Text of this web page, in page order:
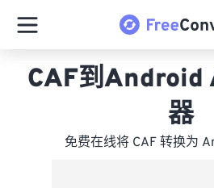
CAF到Android
器
免费在线将 CAF 转换为